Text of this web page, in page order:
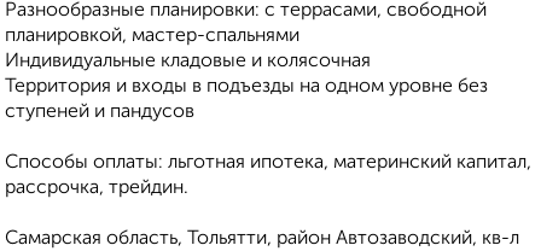
Разнообразные планировки: с террасами, свободной
планировкой, мастер-спальнями
Индивидуальные кладовые и колясочная
Территория и входы в подъезды на одном уровне без
ступеней и пандусов
Способы оплаты: льготная ипотека, материнский капитал,
рассрочка, трейдин.
Самарская область, Тольятти, район Автозаводский, кв-л